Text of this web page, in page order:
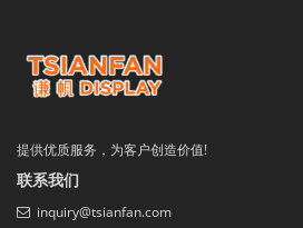
提供优质服务，为客户创造价值!
联系我们
inquiry@tsianfan.com